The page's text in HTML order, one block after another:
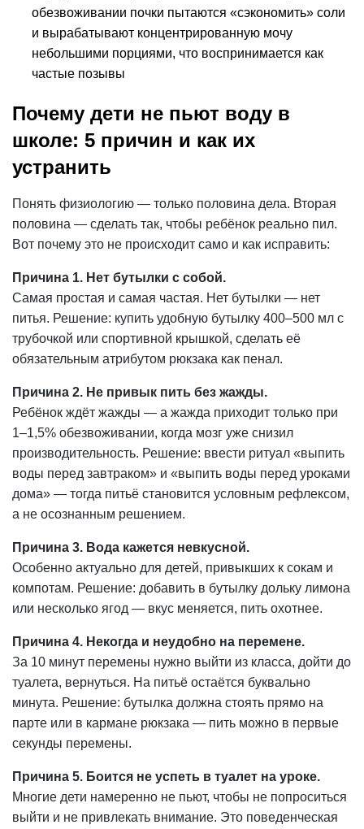
обезвоживании почки пытаются «сэкономить» соли
и вырабатывают концентрированную мочу
небольшими порциями, что воспринимается как
частые позывы
Почему дети не пьют воду в
школе: 5 причин и как их
устранить
Понять физиологию — только половина дела. Вторая
половина — сделать так, чтобы ребёнок реально пил.
Вот почему это не происходит само и как исправить:
Причина 1. Нет бутылки с собой.
Самая простая и самая частая. Нет бутылки — нет
питья. Решение: купить удобную бутылку 400–500 мл с
трубочкой или спортивной крышкой, сделать её
обязательным атрибутом рюкзака как пенал.
Причина 2. Не привык пить без жажды.
Ребёнок ждёт жажды — а жажда приходит только при
1–1,5% обезвоживании, когда мозг уже снизил
производительность. Решение: ввести ритуал «выпить
воды перед завтраком» и «выпить воды перед уроками
дома» — тогда питьё становится условным рефлексом,
а не осознанным решением.
Причина 3. Вода кажется невкусной.
Особенно актуально для детей, привыкших к сокам и
компотам. Решение: добавить в бутылку дольку лимона
или несколько ягод — вкус меняется, пить охотнее.
Причина 4. Некогда и неудобно на перемене.
За 10 минут перемены нужно выйти из класса, дойти до
туалета, вернуться. На питьё остаётся буквально
минута. Решение: бутылка должна стоять прямо на
парте или в кармане рюкзака — пить можно в первые
секунды перемены.
Причина 5. Боится не успеть в туалет на уроке.
Многие дети намеренно не пьют, чтобы не попроситься
выйти и не привлекать внимание. Это поведенческая